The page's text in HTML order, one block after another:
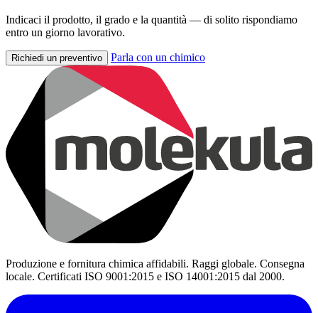
Indicaci il prodotto, il grado e la quantità — di solito rispondiamo
entro un giorno lavorativo.
Richiedi un preventivo Parla con un chimico
Produzione e fornitura chimica affidabili. Raggi globale. Consegna
locale. Certificati ISO 9001:2015 e ISO 14001:2015 dal 2000.